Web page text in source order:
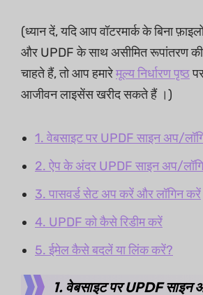
(ध्यान दें, यदि आप वॉटरमार्क के बिना
और UPDF के साथ असीमित रूपांतरण की
चाहते हैं, तो आप हमारेमूल्य निर्धारण पृष्ठ
आजीवन लाइसेंस खरीद सकते हैं ।)
1. वेबसाइट पर UPDF साइन अप/
2. ऐप के अंदर UPDF साइन अप/
3. पासवर्ड सेट अप करें और लॉगिन करें
4. UPDF को कैसे रिडीम करें
5. ईमेल कैसे बदलें या लिंक करें?
1. वेबसाइट पर UPDF साइन